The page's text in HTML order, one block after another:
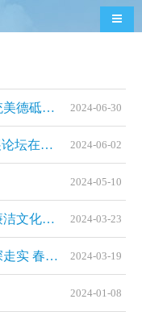
导航
从历史文化遗产中汲取养分，以传统美德砥砺品格—— 锲而不舍建设新时代廉洁文化（文化中国行） 2024-06-30
“一带一路”背景下企业廉洁合规发展论坛在浙江义乌举办 2024-06-02
2024-05-10
「纪委书记监委主任上两会」加强廉洁文化建设 培塑崇廉拒腐的良好风尚 2024-03-23
浙江省推进新时代廉洁文化建设走深走实 春风化雨 廉润之江 2024-03-19
2024-01-08